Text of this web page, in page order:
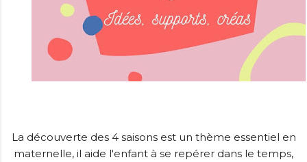
La découverte des 4 saisons est un thème essentiel en
maternelle, il aide l'enfant à se repérer dans le temps,